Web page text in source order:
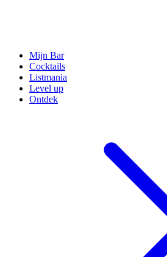
Mijn Bar
Cocktails
Listmania
Level up
Ontdek